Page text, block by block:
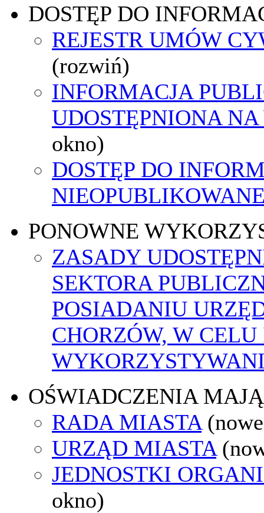
DOSTĘP DO
REJESTR UMÓW
(rozwiń)
INFORMACJA
UDOSTĘPNIONA
okno)
DOSTĘP DO
PONOWNE
ZASADY
SEKTORA
POSIADANIU
CHORZÓW, W
OŚWIADCZENIA
RADA MIASTA
URZĄD MIASTA
JEDNOSTKI
okno)